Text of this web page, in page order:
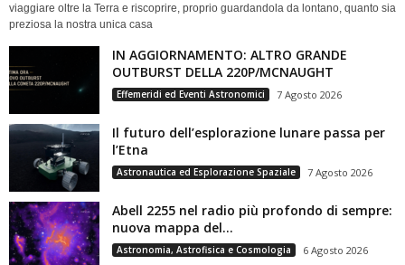
viaggiare oltre la Terra e riscoprire, proprio guardandola da lontano, quanto sia
preziosa la nostra unica casa
IN AGGIORNAMENTO: ALTRO GRANDE
OUTBURST DELLA 220P/MCNAUGHT
Effemeridi ed Eventi Astronomici 7 Agosto 2026
Il futuro dell’esplorazione lunare passa per
l’Etna
Astronautica ed Esplorazione Spaziale 7 Agosto 2026
Abell 2255 nel radio più profondo di sempre:
nuova mappa del...
Astronomia, Astrofisica e Cosmologia 6 Agosto 2026